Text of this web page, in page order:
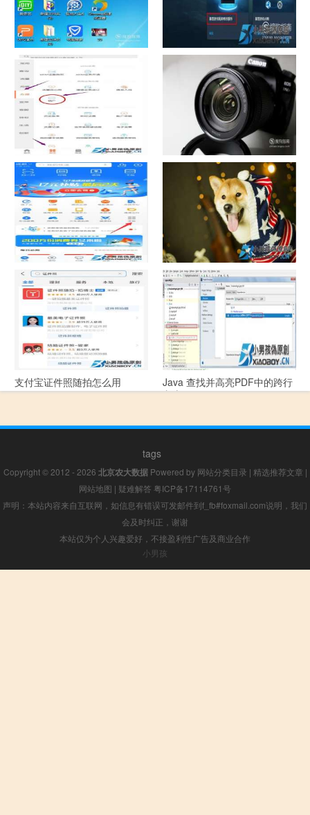
如何看认识QQ好友具体多少天
了
战网怎么修改昵称？
中国联通手机营业厅销户操作
指引
摄影作品的欣赏方法
支付宝怎么拍违章挣钱？
宠物定位器app开发可以解决哪
些问题？
支付宝证件照随拍怎么用
Java 查找并高亮PDF中的跨行
文本
tags
Copyright © 2012 - 2026 北京农大数据Powered by 网站分类目录 | 精选推荐文章 |
网站地图 | 疑难解答 粤ICP备17114761号
声明：本站内容来自互联网，如信息有错误可发邮件到f_fb#foxmail.com说明，我们
会及时纠正，谢谢
本站仅为个人兴趣爱好，不接盈利性广告及商业合作
小男孩